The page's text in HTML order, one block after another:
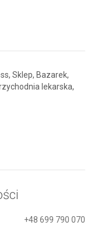
Sklep, Bazarek,
lekarska,
+48 699 790 070